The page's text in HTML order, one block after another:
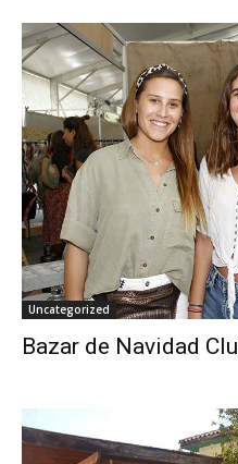
Uncategorized
Bazar de Navidad